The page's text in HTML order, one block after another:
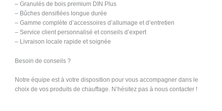
– Granulés de bois premium DIN Plus
– Bûches densifiées longue durée
– Gamme complète d’accessoires d’allumage et d’entretien
– Service client personnalisé et conseils d’expert
– Livraison locale rapide et soignée
Besoin de conseils ?
Notre équipe est à votre disposition pour vous accompagner dans le
choix de vos produits de chauffage. N’hésitez pas à nous contacter !